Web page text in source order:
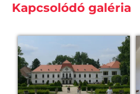
Kapcsolódó galéria